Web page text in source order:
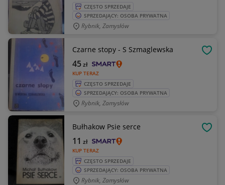
CZĘSTO SPRZEDAJE
SPRZEDAJĄCY: OSOBA PRYWATNA
Rybnik, Zamysłów
Czarne stopy - S Szmaglewska
KUP TERAZ
45zł
CZĘSTO SPRZEDAJE
SPRZEDAJĄCY: OSOBA PRYWATNA
Rybnik, Zamysłów
Bułhakow Psie serce
KUP TERAZ
11 zł
CZĘSTO SPRZEDAJE
SPRZEDAJĄCY: OSOBA PRYWATNA
Rybnik, Zamysłów